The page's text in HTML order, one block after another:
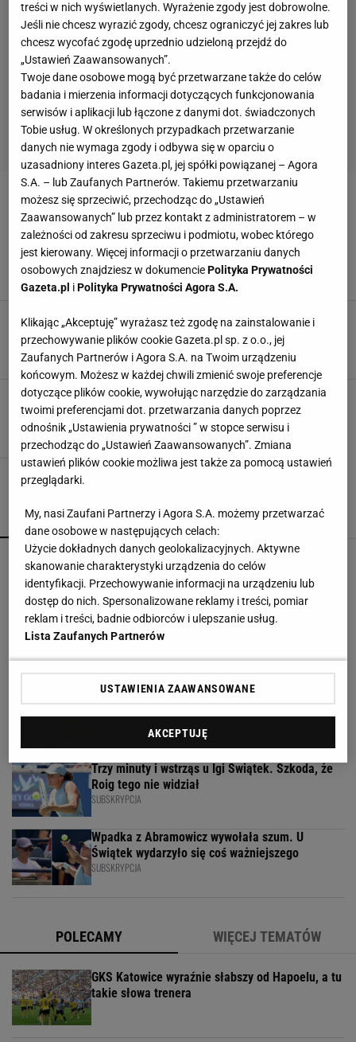
KOSMICI
Rosjanin twierdzi, że został porwany przez
kosmitów. "Po chwili byłem w ich statku"
Seweryn Czernek,15 MAJA 2023, 20:13
Piłkarz nie przyszedł na trening. Kuriozalne
tłumaczenie. "To sprawa dla Discovery"
JB, goal.com, 17 CZERWCA 2020, 19:06
Kosmiczno-filmowa jedenastka marzeń
kostrzu, 21 PAŹDZIERNIKA 2009, 10:30
POPULARNE NAJNOWSZE
Brat Grbicia radzi mu nie wracać do Serbii. "To
przerażające"
Pucharowa wygrana Chicago. 64 minuty
Lewandowskiego
Second home nad morzem zyskuje na
model inwestowania
MATERIAŁ PROMOCYJNY
Trzy minuty i wstrząs u Igi Świątek. Szkoda, że
Roig tego nie widział
SUBSKRYPCJA
Wpadka z Abramowicz wywołała szum. U
Świątek wydarzyło się coś ważniejszego
SUBSKRYPCJA
POLECAMY WIĘCEJ TEMATÓW
GKS Katowice wyraźnie słabszy od Hapoelu, a tu
takie słowa trenera
treści w nich wyświetlanych. Wyrażenie zgody jest dobrowolne.
Jeśli nie chcesz wyrazić zgody, chcesz ograniczyć jej zakres lub
chcesz wycofać zgodę uprzednio udzieloną przejdź do
„Ustawień Zaawansowanych”.
Twoje dane osobowe mogą być przetwarzane także do celów
badania i mierzenia informacji dotyczących funkcjonowania
serwisów i aplikacji lub łączone z danymi dot. świadczonych
Tobie usług. W określonych przypadkach przetwarzanie
danych nie wymaga zgody i odbywa się w oparciu o
uzasadniony interes Gazeta.pl, jej spółki powiązanej – Agora
S.A. – lub Zaufanych Partnerów. Takiemu przetwarzaniu
możesz się sprzeciwić, przechodząc do „Ustawień
Zaawansowanych” lub przez kontakt z administratorem – w
zależności od zakresu sprzeciwu i podmiotu, wobec którego
jest kierowany. Więcej informacji o przetwarzaniu danych
osobowych znajdziesz w dokumenciePolityka Prywatności
Gazeta.pl iPolityka Prywatności Agora S.A.
Klikając „Akceptuję” wyrażasz też zgodę na zainstalowanie i
przechowywanie plików cookie Gazeta.pl sp. z o.o., jej
Zaufanych Partnerów i Agora S.A. na Twoim urządzeniu
końcowym. Możesz w każdej chwili zmienić swoje preferencje
dotyczące plików cookie, wywołując narzędzie do zarządzania
twoimi preferencjami dot. przetwarzania danych poprzez
odnośnik „Ustawienia prywatności ” w stopce serwisu i
przechodząc do „Ustawień Zaawansowanych”. Zmiana
ustawień plików cookie możliwa jest także za pomocą ustawień
przeglądarki.
My, nasi Zaufani Partnerzy i Agora S.A. możemy przetwarzać
dane osobowe w następujących celach:
Użycie dokładnych danych geolokalizacyjnych. Aktywne
skanowanie charakterystyki urządzenia do celów
identyfikacji. Przechowywanie informacji na urządzeniu lub
dostęp do nich. Spersonalizowane reklamy i treści, pomiar
reklam i treści, badnie odbiorców i ulepszanie usług.
Lista Zaufanych Partnerów
USTAWIENIA ZAAWANSOWANE
AKCEPTUJĘ